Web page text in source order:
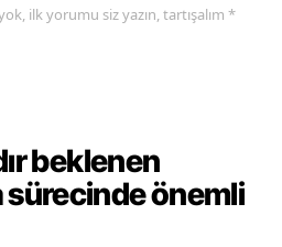
ilk yorumu siz yazın, tartışalım *
beklenen
önemli